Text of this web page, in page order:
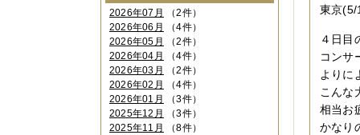
東京(5/
４日目
コンサ
よりに
こんな
相当お
かなり
2026年07月
（2件）
2026年06月
（4件）
2026年05月
（2件）
2026年04月
（4件）
2026年03月
（2件）
2026年02月
（4件）
2026年01月
（3件）
2025年12月
（3件）
2025年11月
（8件）